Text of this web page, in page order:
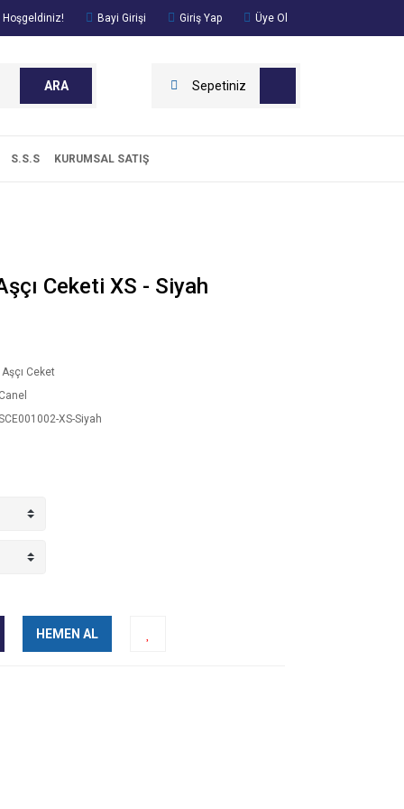
Hoşgeldiniz! Bayi Girişi Giriş Yap Üye Ol
ARA Sepetiniz
S.S.S KURUMSAL SATIŞ
Ceketi XS - Siyah
Ceket
XS-Siyah
HEMEN AL